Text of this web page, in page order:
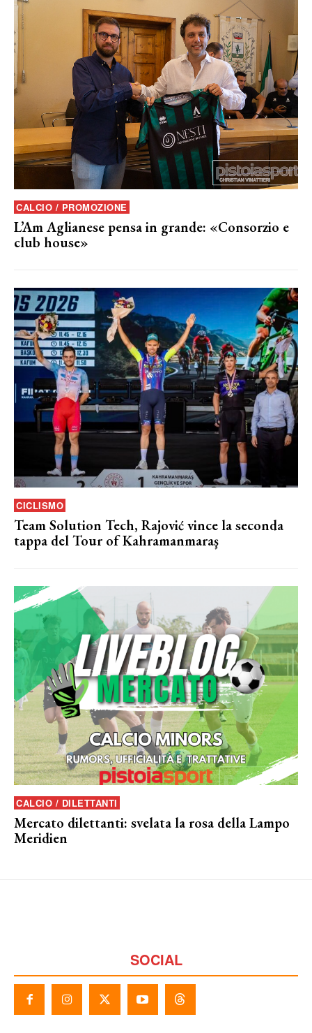
CALCIO / PROMOZIONE
L’Am Aglianese pensa in grande: «Consorzio e
club house»
CICLISMO
Team Solution Tech, Rajović vince la seconda
tappa del Tour of Kahramanmaraş
CALCIO / DILETTANTI
Mercato dilettanti: svelata la rosa della Lampo
Meridien
SOCIAL